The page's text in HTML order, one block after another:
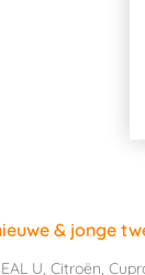
& jonge
U, Citroën,